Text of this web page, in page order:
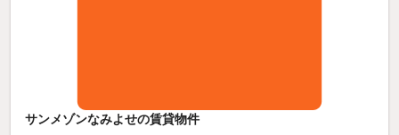
サンメゾンなみよせの賃貸物件